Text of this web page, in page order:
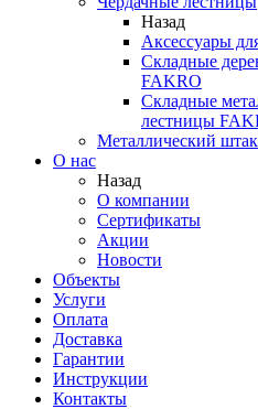
Назад
Аксессуары
Складные
FAKRO
Складные
лестницы
Металлический
О нас
Назад
О компании
Сертификаты
Акции
Новости
Объекты
Услуги
Оплата
Доставка
Гарантии
Инструкции
Контакты